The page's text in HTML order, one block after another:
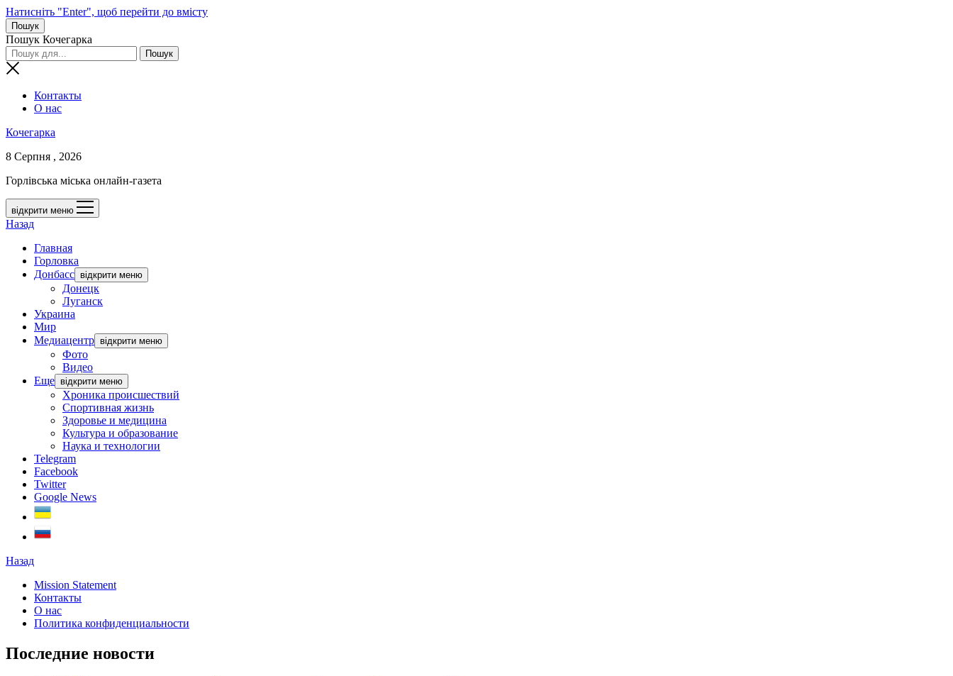
Натисніть "Enter", щоб перейти до вмісту
Пошук
Пошук Кочегарка
Контакты
О нас
Кочегарка
8 Серпня , 2026
Горлівська міська онлайн-газета
відкрити меню
Назад
Главная
Горловка
Донбасс відкрити меню
Донецк
Луганск
Украина
Мир
Медиацентр відкрити меню
Фото
Видео
Еще відкрити меню
Хроника происшествий
Спортивная жизнь
Здоровье и медицина
Культура и образование
Наука и технологии
Telegram
Facebook
Twitter
Google News
Назад
Mission Statement
Контакты
О нас
Политика конфиденциальности
Последние новости